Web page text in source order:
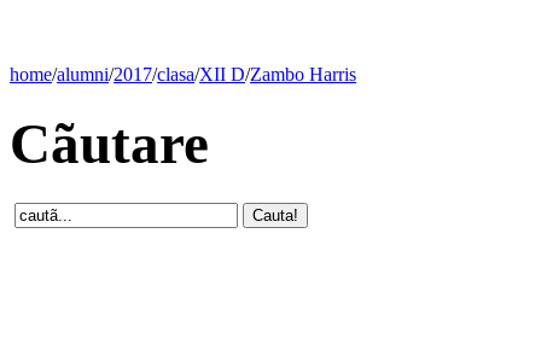
home/alumni/2017/clasa/XII D/Zambo Harris
Cãutare